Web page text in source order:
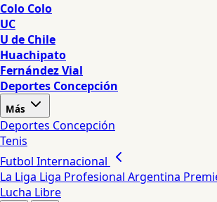
Colo Colo
UC
U de Chile
Huachipato
Fernández Vial
Deportes Concepción
Más
Deportes Concepción
Tenis
Futbol Internacional
La Liga Liga Profesional Argentina
Lucha Libre